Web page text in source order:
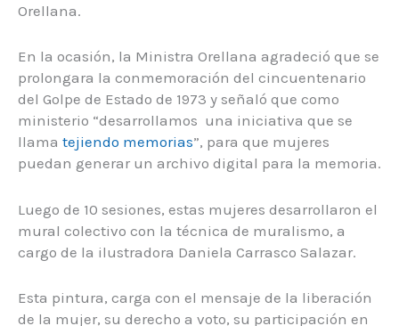
Orellana.
En la ocasión, la Ministra Orellana agradeció que se
prolongara la conmemoración del cincuentenario
del Golpe de Estado de 1973 y señaló que como
ministerio “desarrollamos una iniciativa que se
llama tejiendo memorias”, para que mujeres
puedan generar un archivo digital para la memoria.
Luego de 10 sesiones, estas mujeres desarrollaron el
mural colectivo con la técnica de muralismo, a
cargo de la ilustradora Daniela Carrasco Salazar.
Esta pintura, carga con el mensaje de la liberación
de la mujer, su derecho a voto, su participación en